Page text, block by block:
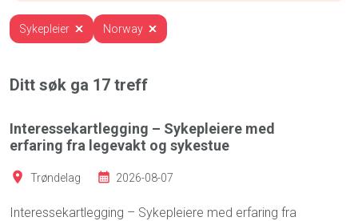
Sykepleier Norway
Ditt søk ga 17 treff
Interessekartlegging – Sykepleiere med
erfaring fra legevakt og sykestue
Trøndelag 2026-08-07
Interessekartlegging – Sykepleiere med erfaring fra